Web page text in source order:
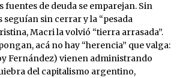
fuentes de deuda se emparejan. Sin
seguían sin cerrar y la “pesada
Macri la volvió “tierra arrasada”.
acá no hay “herencia” que valga:
Fernández) vienen administrando
del capitalismo argentino,